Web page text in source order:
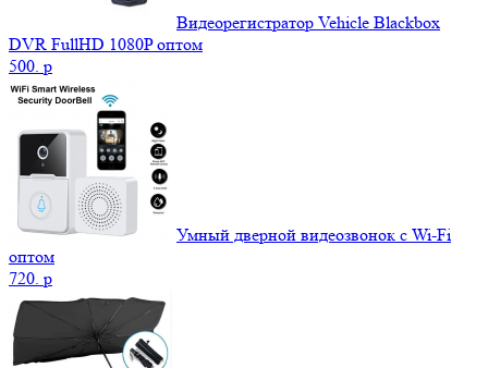
Видеорегистратор Vehicle Blackbox
DVR FullHD 1080P оптом
500. p
Умный дверной видеозвонок с Wi-Fi
оптом
720. p